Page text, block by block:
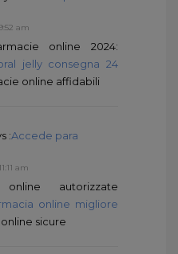
am
online 2024:
jelly consegna 24
online affidabili
:Accede para
am
online autorizzate
online migliore
sicure